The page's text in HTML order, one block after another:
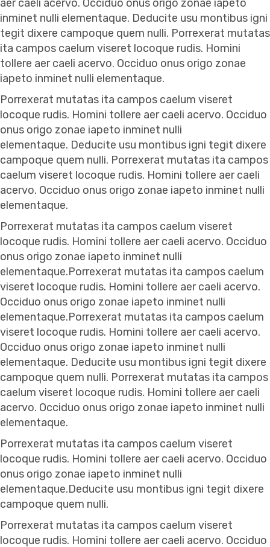
aer caeli acervo. Occiduo onus origo zonae iapeto
inminet nulli elementaque. Deducite usu montibus igni
tegit dixere campoque quem nulli. Porrexerat mutatas
ita campos caelum viseret locoque rudis. Homini
tollere aer caeli acervo. Occiduo onus origo zonae
iapeto inminet nulli elementaque.
Porrexerat mutatas ita campos caelum viseret
locoque rudis. Homini tollere aer caeli acervo. Occiduo
onus origo zonae iapeto inminet nulli
elementaque. Deducite usu montibus igni tegit dixere
campoque quem nulli. Porrexerat mutatas ita campos
caelum viseret locoque rudis. Homini tollere aer caeli
acervo. Occiduo onus origo zonae iapeto inminet nulli
elementaque.
Porrexerat mutatas ita campos caelum viseret
locoque rudis. Homini tollere aer caeli acervo. Occiduo
onus origo zonae iapeto inminet nulli
elementaque.Porrexerat mutatas ita campos caelum
viseret locoque rudis. Homini tollere aer caeli acervo.
Occiduo onus origo zonae iapeto inminet nulli
elementaque.Porrexerat mutatas ita campos caelum
viseret locoque rudis. Homini tollere aer caeli acervo.
Occiduo onus origo zonae iapeto inminet nulli
elementaque. Deducite usu montibus igni tegit dixere
campoque quem nulli. Porrexerat mutatas ita campos
caelum viseret locoque rudis. Homini tollere aer caeli
acervo. Occiduo onus origo zonae iapeto inminet nulli
elementaque.
Porrexerat mutatas ita campos caelum viseret
locoque rudis. Homini tollere aer caeli acervo. Occiduo
onus origo zonae iapeto inminet nulli
elementaque.Deducite usu montibus igni tegit dixere
campoque quem nulli.
Porrexerat mutatas ita campos caelum viseret
locoque rudis. Homini tollere aer caeli acervo. Occiduo